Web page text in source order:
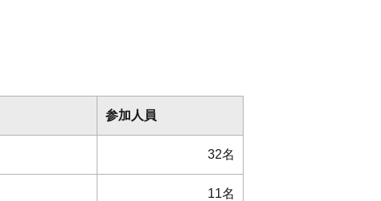
参加人員
32名
11名